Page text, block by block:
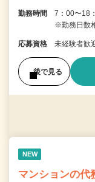
勤務時間
7：00〜18
※勤務日数
応募資格 未経験者歓
後で見る
NEW
マンションの代